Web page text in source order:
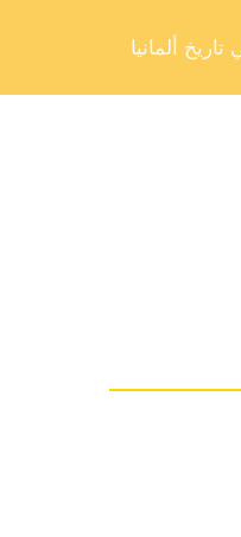
ألمانيا